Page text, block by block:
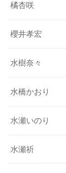
橘杏咲
櫻井孝宏
水樹奈々
水橋かおり
水瀬いのり
水瀬祈